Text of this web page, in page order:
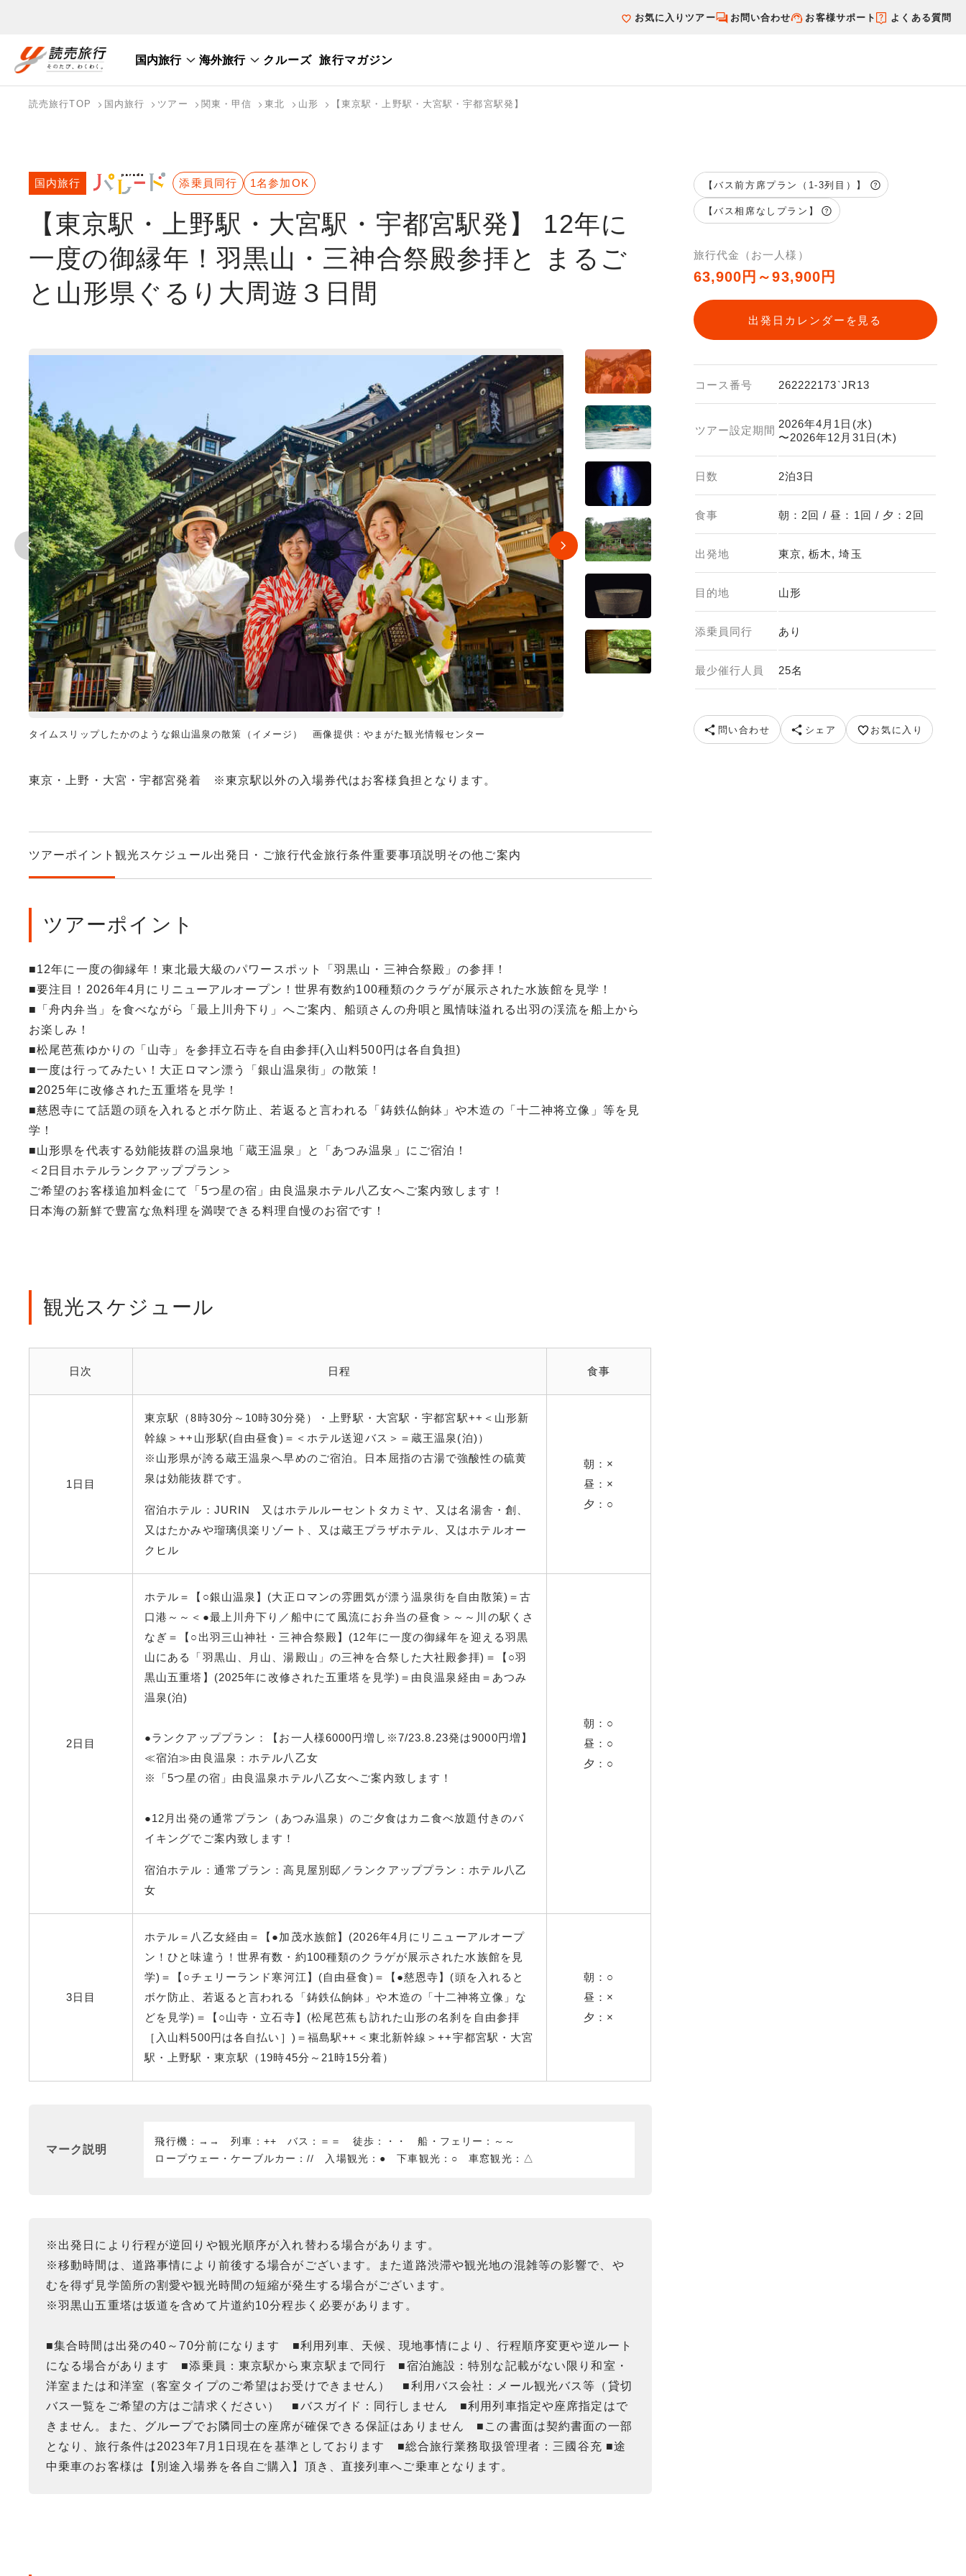
お気に入りツアー お問い合わせ お客様サポート よくある質問
国内旅行 海外旅行 クルーズ 旅行マガジン
国内旅行トップ
海外旅行トップ
読売旅行TOP 国内旅行 ツアー 関東・甲信 東北 山形 【東京駅・上野駅・大宮駅・宇都宮駅発】
【東京駅・上野駅・大宮駅・宇都宮駅発】 12年に
一度の御縁年！羽黒山・三神合祭殿参拝と まるご
と山形県ぐるり大周遊３日間
国内旅行 添乗員同行 1名参加OK
タイムスリップしたかのような銀山温泉の散策（イメージ） 画像提供：やまがた観光情報センター 最上川舟下り（イメージ） 画像提供：やまがた観光情報センター
東京・上野・大宮・宇都宮発着 ※東京駅以外の入場券代はお客様負担となります。
ツアーポイント 観光スケジュール出発日・ご旅行代金旅行条件重要事項説明 その他ご案内
ツアーポイント
■12年に一度の御縁年！東北最大級のパワースポット「羽黒山・三神合祭殿」の参拝！
■要注目！2026年4月にリニューアルオープン！世界有数約100種類のクラゲが展示された水族館を見学！
■「舟内弁当」を食べながら「最上川舟下り」へご案内、船頭さんの舟唄と風情味溢れる出羽の渓流を船上から
お楽しみ！
■松尾芭蕉ゆかりの「山寺」を参拝立石寺を自由参拝(入山料500円は各自負担)
■一度は行ってみたい！大正ロマン漂う「銀山温泉街」の散策！
■2025年に改修された五重塔を見学！
■慈恩寺にて話題の頭を入れるとボケ防止、若返ると言われる「鋳鉄仏餉鉢」や木造の「十二神将立像」等を見
学！
■山形県を代表する効能抜群の温泉地「蔵王温泉」と「あつみ温泉」にご宿泊！
＜2日目ホテルランクアッププラン＞
ご希望のお客様追加料金にて「5つ星の宿」由良温泉ホテル八乙女へご案内致します！
日本海の新鮮で豊富な魚料理を満喫できる料理自慢のお宿です！
観光スケジュール
日次 日程 食事
1日目
東京駅（8時30分～10時30分発）・上野駅・大宮駅・宇都宮駅++＜山形新
幹線＞++山形駅(自由昼食)＝＜ホテル送迎バス＞＝蔵王温泉(泊)）
※山形県が誇る蔵王温泉へ早めのご宿泊。日本屈指の古湯で強酸性の硫黄
泉は効能抜群です。
宿泊ホテル：JURIN 又はホテルルーセントタカミヤ、又は名湯舎・創、
又はたかみや瑠璃倶楽リゾート、又は蔵王プラザホテル、又はホテルオー
クヒル
朝：×
昼：×
夕：○
2日目
ホテル＝【○銀山温泉】(大正ロマンの雰囲気が漂う温泉街を自由散策)＝古
口港～～＜●最上川舟下り／船中にて風流にお弁当の昼食＞～～川の駅くさ
なぎ＝【○出羽三山神社・三神合祭殿】(12年に一度の御縁年を迎える羽黒
山にある「羽黒山、月山、湯殿山」の三神を合祭した大社殿参拝)＝【○羽
黒山五重塔】(2025年に改修された五重塔を見学)＝由良温泉経由＝あつみ
温泉(泊)
●ランクアッププラン：【お一人様6000円増し※7/23.8.23発は9000円増】
≪宿泊≫由良温泉：ホテル八乙女
※「5つ星の宿」由良温泉ホテル八乙女へご案内致します！
●12月出発の通常プラン（あつみ温泉）のご夕食はカニ食べ放題付きのバ
イキングでご案内致します！
宿泊ホテル：通常プラン：高見屋別邸／ランクアッププラン：ホテル八乙
女
朝：○
昼：○
夕：○
3日目
ホテル＝八乙女経由＝【●加茂水族館】(2026年4月にリニューアルオープ
ン！ひと味違う！世界有数・約100種類のクラゲが展示された水族館を見
学)＝【○チェリーランド寒河江】(自由昼食)＝【●慈恩寺】(頭を入れると
ボケ防止、若返ると言われる「鋳鉄仏餉鉢」や木造の「十二神将立像」な
どを見学)＝【○山寺・立石寺】(松尾芭蕉も訪れた山形の名刹を自由参拝
［入山料500円は各自払い］)＝福島駅++＜東北新幹線＞++宇都宮駅・大宮
駅・上野駅・東京駅（19時45分～21時15分着）
朝：○
昼：×
夕：×
マーク説明
飛行機：→→ 列車：++ バス：＝＝ 徒歩：・・ 船・フェリー：～～
ロープウェー・ケーブルカー：// 入場観光：● 下車観光：○ 車窓観光：△
※出発日により行程が逆回りや観光順序が入れ替わる場合があります。
※移動時間は、道路事情により前後する場合がございます。また道路渋滞や観光地の混雑等の影響で、や
むを得ず見学箇所の割愛や観光時間の短縮が発生する場合がございます。
※羽黒山五重塔は坂道を含めて片道約10分程歩く必要があります。
■集合時間は出発の40～70分前になります ■利用列車、天候、現地事情により、行程順序変更や逆ルート
になる場合があります ■添乗員：東京駅から東京駅まで同行 ■宿泊施設：特別な記載がない限り和室・
洋室または和洋室（客室タイプのご希望はお受けできません） ■利用バス会社：メール観光バス等（貸切
バス一覧をご希望の方はご請求ください） ■バスガイド：同行しません ■利用列車指定や座席指定はで
きません。また、グループでお隣同士の座席が確保できる保証はありません ■この書面は契約書面の一部
となり、旅行条件は2023年7月1日現在を基準としております ■総合旅行業務取扱管理者：三國谷充 ■途
中乗車のお客様は【別途入場券を各自ご購入】頂き、直接列車へご乗車となります。
【バス前方席プラン（1-3列目）】
【バス相席なしプラン】
旅行代金（お一人様）
63,900円～93,900円
出発日カレンダーを見る
コース番号 262222173`JR13
ツアー設定期間
2026年4月1日(水)
〜2026年12月31日(木)
日数 2泊3日
食事 朝：2回 / 昼：1回 / 夕：2回
出発地 東京, 栃木, 埼玉
目的地 山形
添乗員同行 あり
最少催行人員 25名
問い合わせ シェア お気に入り